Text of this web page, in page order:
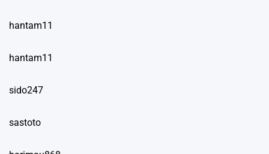
hantam11
hantam11
sido247
sastoto